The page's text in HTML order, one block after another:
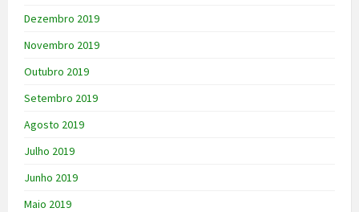
Dezembro 2019
Novembro 2019
Outubro 2019
Setembro 2019
Agosto 2019
Julho 2019
Junho 2019
Maio 2019